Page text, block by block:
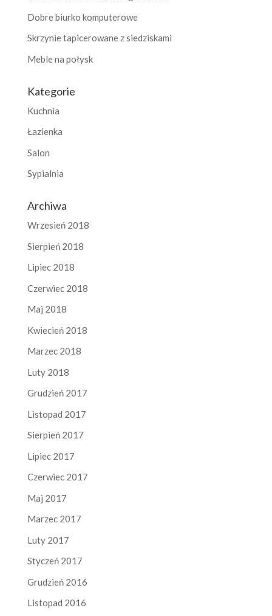
Dobre biurko komputerowe
Skrzynie tapicerowane z siedziskami
Meble na połysk
Kategorie
Kuchnia
Łazienka
Salon
Sypialnia
Archiwa
Wrzesień 2018
Sierpień 2018
Lipiec 2018
Czerwiec 2018
Maj 2018
Kwiecień 2018
Marzec 2018
Luty 2018
Grudzień 2017
Listopad 2017
Sierpień 2017
Lipiec 2017
Czerwiec 2017
Maj 2017
Marzec 2017
Luty 2017
Styczeń 2017
Grudzień 2016
Listopad 2016